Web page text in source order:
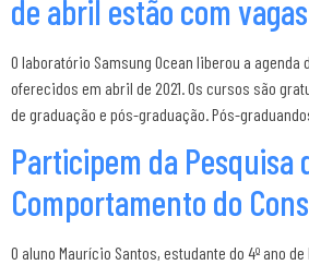
de abril estão com
O laboratório Samsung Ocean liberou a agenda
oferecidos em abril de 2021. Os cursos são
de graduação e pós-graduação. Pós-
Participem da Pesquisa
Comportamento do
O aluno Maurício Santos, estudante do 4º ano